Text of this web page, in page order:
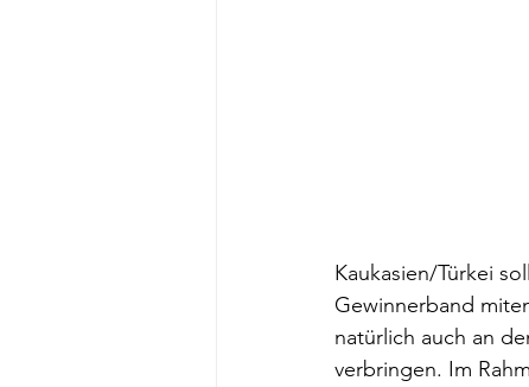
Kaukasien/Türkei
Gewinnerband
natürlich auch an
verbringen. Im